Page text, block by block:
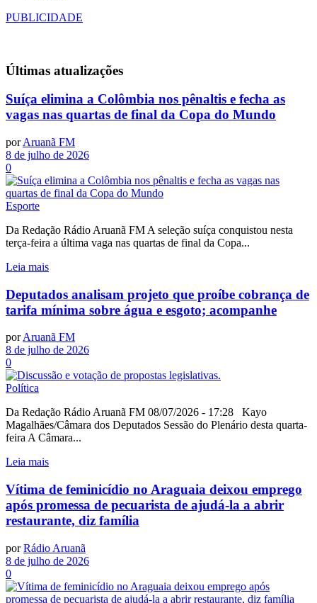
PUBLICIDADE
Últimas atualizações
Suíça elimina a Colômbia nos pênaltis e fecha as
vagas nas quartas de final da Copa do Mundo
por Aruanã FM
8 de julho de 2026
0
Esporte
Da Redação Rádio Aruanã FM A seleção suíça conquistou nesta
terça-feira a última vaga nas quartas de final da Copa...
Leia mais
Deputados analisam projeto que proíbe cobrança de
tarifa mínima sobre água e esgoto; acompanhe
porAruanã FM
8 de julho de 2026
0
Política
Da Redação Rádio Aruanã FM 08/07/2026 - 17:28 Kayo
Magalhães/Câmara dos Deputados Sessão do Plenário desta quarta-
feira A Câmara...
Leia mais
Vítima de feminicídio no Araguaia deixou emprego
após promessa de pecuarista de ajudá-la a abrir
restaurante, diz família
por Rádio Aruanã
8 de julho de 2026
0